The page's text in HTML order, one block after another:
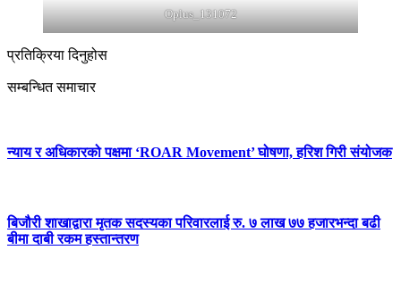
Oplus_131072
प्रतिक्रिया दिनुहोस
सम्बन्धित समाचार
न्याय र अधिकारको पक्षमा ‘ROAR Movement’ घोषणा, हरिश गिरी संयोजक
बिजौरी शाखाद्वारा मृतक सदस्यका परिवारलाई रु. ७ लाख ७७ हजारभन्दा बढी
बीमा दाबी रकम हस्तान्तरण